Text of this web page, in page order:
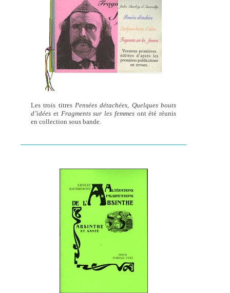
Les trois titresPensées détachées, Quelques bouts
d’idéeset Fragments sur les femmesont été réunis
en collection sous bande.